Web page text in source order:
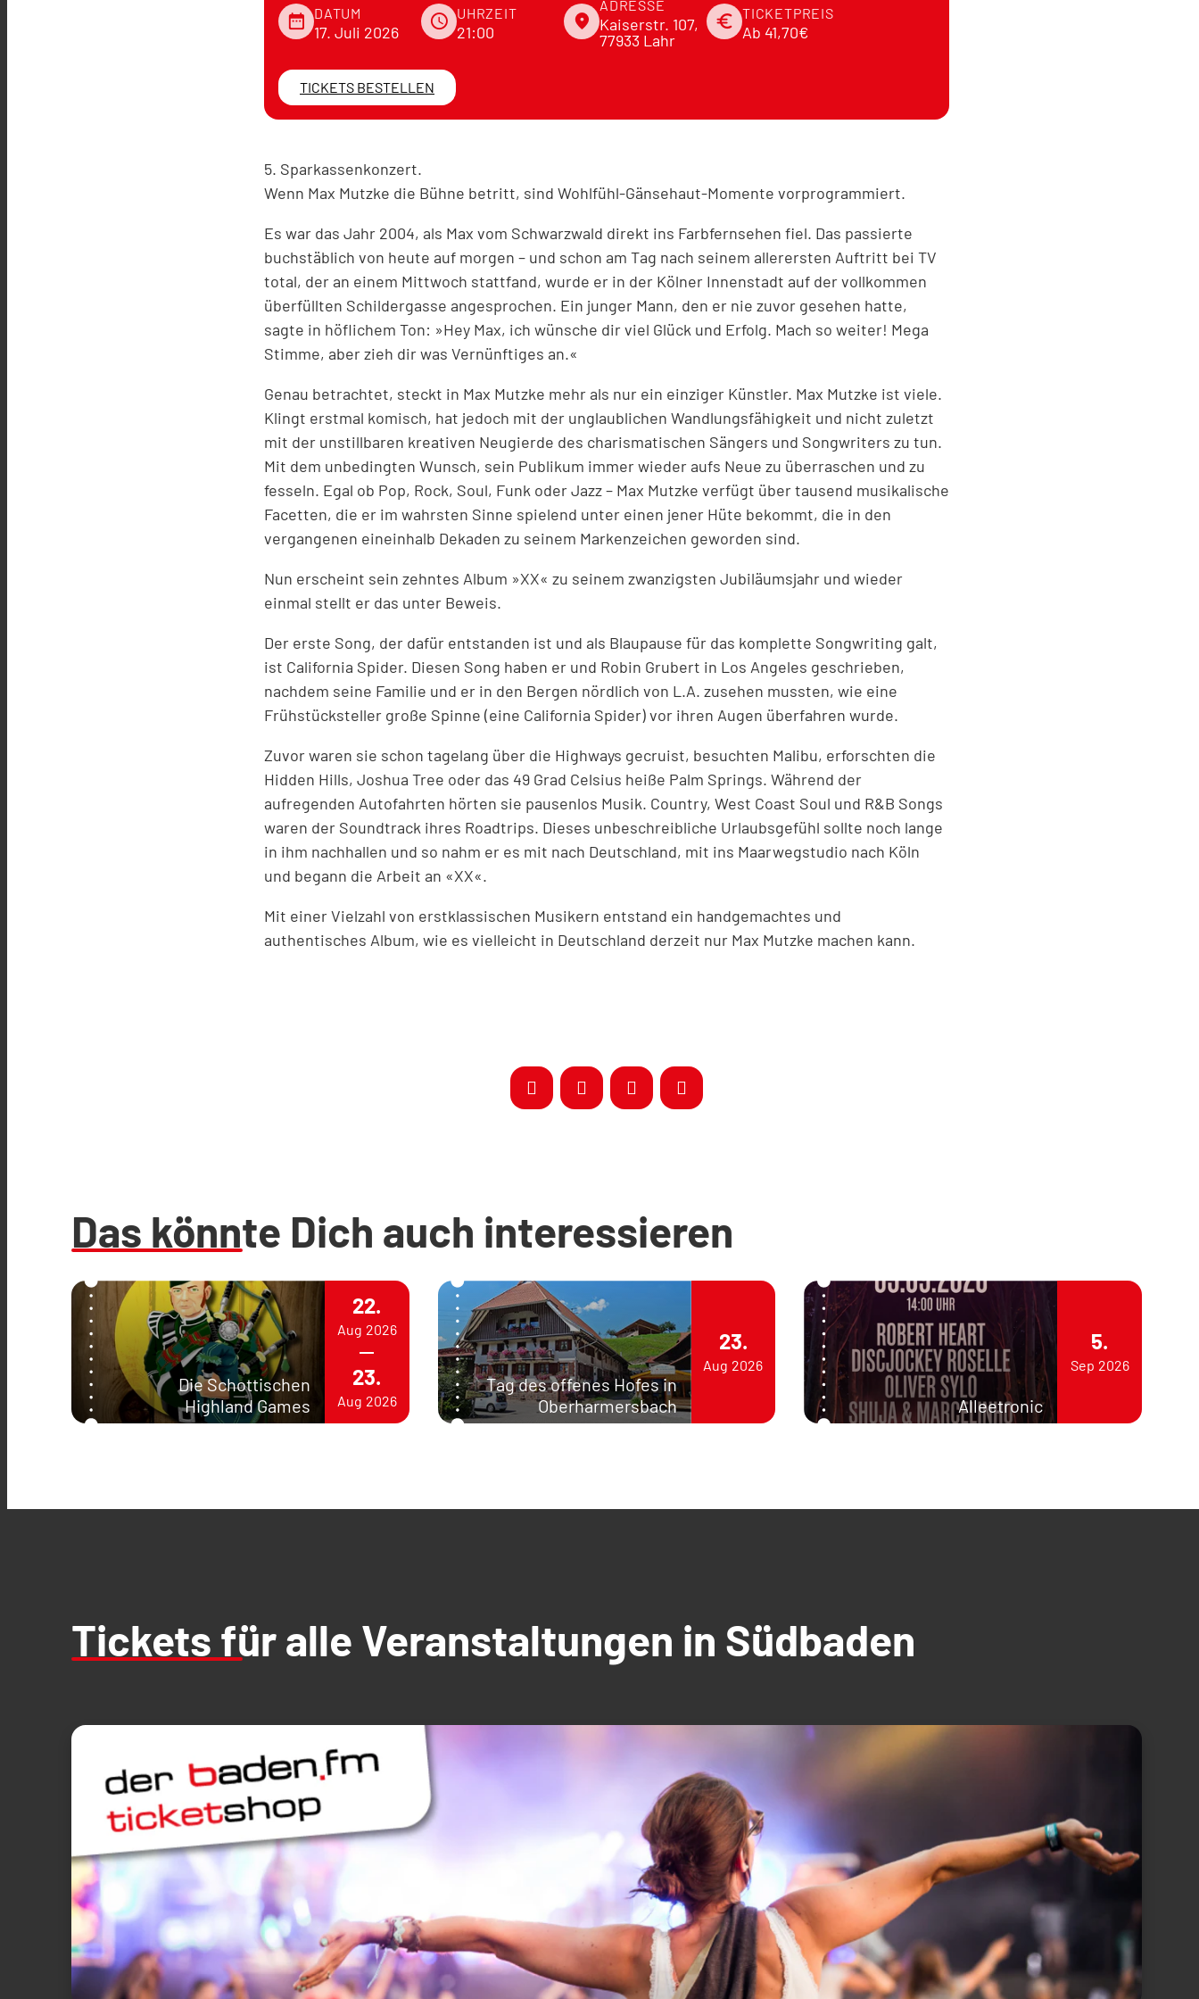
date_range DATUM
17. Juli 2026
schedule UHRZEIT
21:00
place
ADRESSE
Kaiserstr. 107,
77933 Lahr
euro TICKETPREIS
Ab 41,70€
TICKETS BESTELLEN
5. Sparkassenkonzert.
Wenn Max Mutzke die Bühne betritt, sind Wohlfühl-Gänsehaut-Momente vorprogrammiert.
Es war das Jahr 2004, als Max vom Schwarzwald direkt ins Farbfernsehen fiel. Das passierte
buchstäblich von heute auf morgen – und schon am Tag nach seinem allerersten Auftritt bei TV
total, der an einem Mittwoch stattfand, wurde er in der Kölner Innenstadt auf der vollkommen
überfüllten Schildergasse angesprochen. Ein junger Mann, den er nie zuvor gesehen hatte,
sagte in höflichem Ton: »Hey Max, ich wünsche dir viel Glück und Erfolg. Mach so weiter! Mega
Stimme, aber zieh dir was Vernünftiges an.«
Genau betrachtet, steckt in Max Mutzke mehr als nur ein einziger Künstler. Max Mutzke ist viele.
Klingt erstmal komisch, hat jedoch mit der unglaublichen Wandlungsfähigkeit und nicht zuletzt
mit der unstillbaren kreativen Neugierde des charismatischen Sängers und Songwriters zu tun.
Mit dem unbedingten Wunsch, sein Publikum immer wieder aufs Neue zu überraschen und zu
fesseln. Egal ob Pop, Rock, Soul, Funk oder Jazz – Max Mutzke verfügt über tausend musikalische
Facetten, die er im wahrsten Sinne spielend unter einen jener Hüte bekommt, die in den
vergangenen eineinhalb Dekaden zu seinem Markenzeichen geworden sind.
Nun erscheint sein zehntes Album »XX« zu seinem zwanzigsten Jubiläumsjahr und wieder
einmal stellt er das unter Beweis.
Der erste Song, der dafür entstanden ist und als Blaupause für das komplette Songwriting galt,
ist California Spider. Diesen Song haben er und Robin Grubert in Los Angeles geschrieben,
nachdem seine Familie und er in den Bergen nördlich von L.A. zusehen mussten, wie eine
Frühstücksteller große Spinne (eine California Spider) vor ihren Augen überfahren wurde.
Zuvor waren sie schon tagelang über die Highways gecruist, besuchten Malibu, erforschten die
Hidden Hills, Joshua Tree oder das 49 Grad Celsius heiße Palm Springs. Während der
aufregenden Autofahrten hörten sie pausenlos Musik. Country, West Coast Soul und R&B Songs
waren der Soundtrack ihres Roadtrips. Dieses unbeschreibliche Urlaubsgefühl sollte noch lange
in ihm nachhallen und so nahm er es mit nach Deutschland, mit ins Maarwegstudio nach Köln
und begann die Arbeit an «XX«.
Mit einer Vielzahl von erstklassischen Musikern entstand ein handgemachtes und
authentisches Album, wie es vielleicht in Deutschland derzeit nur Max Mutzke machen kann.
Das könnte Dich auch interessieren
Die Schottischen
Highland Games
22.
Aug 2026
23.
Aug 2026
Tag des offenes Hofes in
Oberharmersbach
23.
Aug 2026
Alleetronic
5.
Sep 2026
Tickets für alle Veranstaltungen in Südbaden